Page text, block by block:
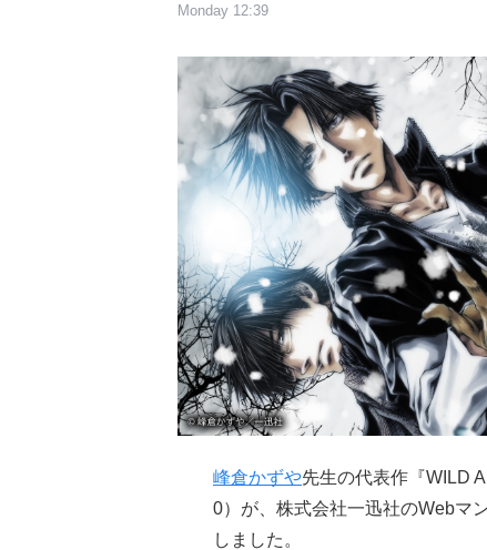
Monday 12:39
峰倉かずや先生の代表作『WILD
0）が、株式会社一迅社のWebマ
しました。